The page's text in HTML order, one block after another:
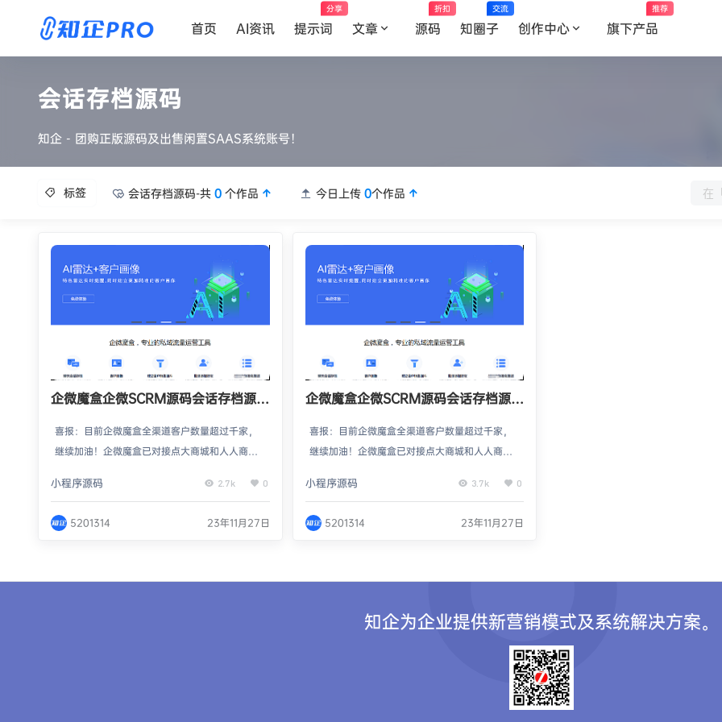
首页 AI资讯 提示词
分享
文章 源码
折扣
知圈子
交流
创作中心 旗下产品
推荐
会话存档源码
知企 - 团购正版源码及出售闲置SAAS系统账号！
标签 会话存档源码-共 0 个作品 今日上传 0个作品
企微魔盒企微SCRM源码会话存档源码
喜报：目前企微魔盒全渠道客户数量超过千家，
继续加油！企微魔盒已对接点大商城和人人商城V
码，发展一个达标用户给800元起，上不封顶！
s://www.qvmh.cn/forum-114-1.html10.24我
小程序源码 2.7k 0
5201314 23年11月27日
企微魔盒企微SCRM源码会话存档源码
喜报：目前企微魔盒全渠道客户数量超过千家，
继续加油！企微魔盒已对接点大商城和人人商城V
码，发展一个达标用户给800元起，上不封顶！
s://www.qvmh.cn/forum-114-1.html10.24我
小程序源码 3.7k 0
5201314 23年11月27日
知企为企业提供新营销模式及系统解决方案。